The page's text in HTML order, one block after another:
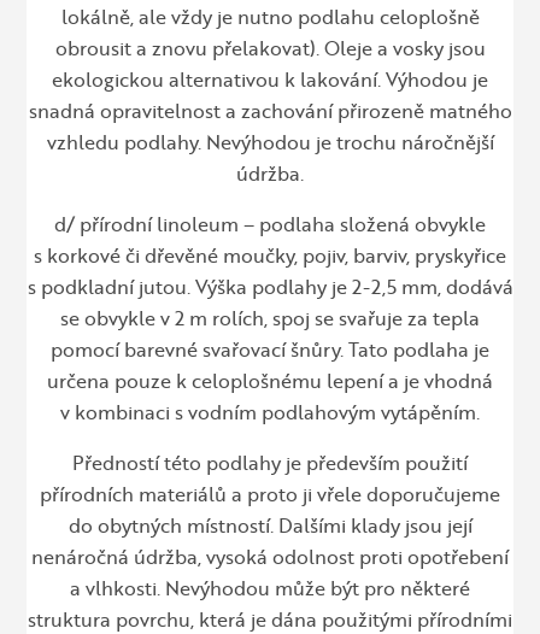
lokálně, ale vždy je nutno podlahu celoplošně
obrousit a znovu přelakovat). Oleje a vosky jsou
ekologickou alternativou k lakování. Výhodou je
snadná opravitelnost a zachování přirozeně matného
vzhledu podlahy. Nevýhodou je trochu náročnější
údržba.
d/ přírodní linoleum – podlaha složená obvykle
s korkové či dřevěné moučky, pojiv, barviv, pryskyřice
s podkladní jutou. Výška podlahy je 2-2,5 mm, dodává
se obvykle v 2 m rolích, spoj se svařuje za tepla
pomocí barevné svařovací šnůry. Tato podlaha je
určena pouze k celoplošnému lepení a je vhodná
v kombinaci s vodním podlahovým vytápěním.
Předností této podlahy je především použití
přírodních materiálů a proto ji vřele doporučujeme
do obytných místností. Dalšími klady jsou její
nenáročná údržba, vysoká odolnost proti opotřebení
a vlhkosti. Nevýhodou může být pro některé
struktura povrchu, která je dána použitými přírodními